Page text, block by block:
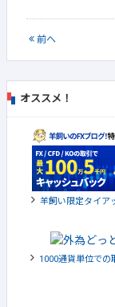
前へ
オススメ！
羊飼い限定タイア
1000通貨単位での